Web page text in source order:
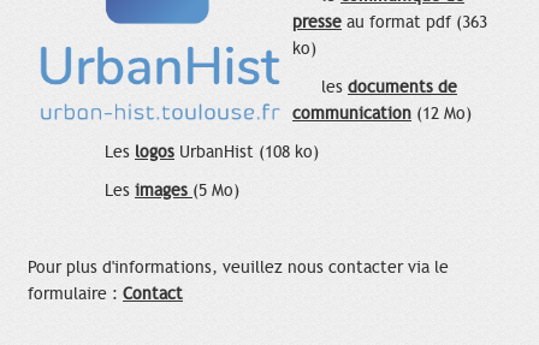
presse au format pdf (363
ko)
les documents de
communication (12 Mo)
Les logos UrbanHist (108 ko)
Les images (5 Mo)
Pour plus d'informations, veuillez nous contacter via le
formulaire : Contact